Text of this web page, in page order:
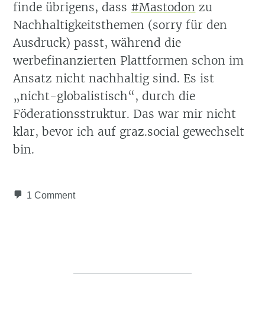
finde übrigens, dass #Mastodon zu
Nachhaltigkeitsthemen (sorry für den
Ausdruck) passt, während die
werbefinanzierten Plattformen schon im
Ansatz nicht nachhaltig sind. Es ist
„nicht-globalistisch“, durch die
Föderationsstruktur. Das war mir nicht
klar, bevor ich auf graz.social gewechselt
bin.
1 Comment